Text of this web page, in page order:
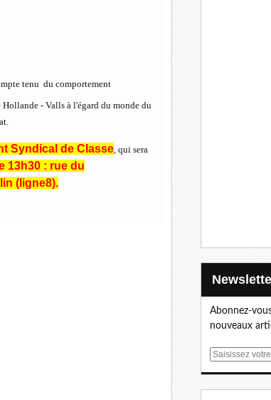
tenu du comportement
- Valls à l'égard du monde du
Syndical de Classe , qui sera
13h30 : rue du
(ligne8).
Abonnez-
nouveaux
E